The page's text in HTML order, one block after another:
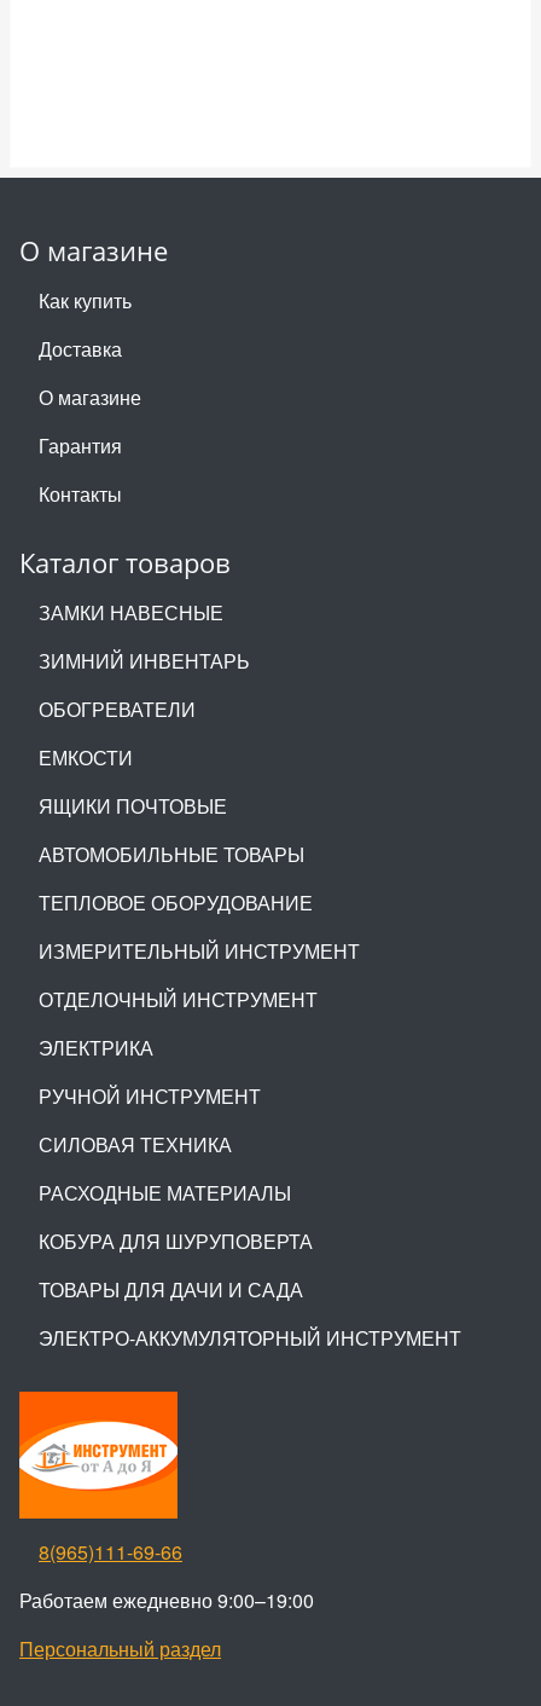
О магазине
Как купить
Доставка
О магазине
Гарантия
Контакты
Каталог товаров
ЗАМКИ НАВЕСНЫЕ
ЗИМНИЙ ИНВЕНТАРЬ
ОБОГРЕВАТЕЛИ
ЕМКОСТИ
ЯЩИКИ ПОЧТОВЫЕ
АВТОМОБИЛЬНЫЕ ТОВАРЫ
ТЕПЛОВОЕ ОБОРУДОВАНИЕ
ИЗМЕРИТЕЛЬНЫЙ ИНСТРУМЕНТ
ОТДЕЛОЧНЫЙ ИНСТРУМЕНТ
ЭЛЕКТРИКА
РУЧНОЙ ИНСТРУМЕНТ
СИЛОВАЯ ТЕХНИКА
РАСХОДНЫЕ МАТЕРИАЛЫ
КОБУРА ДЛЯ ШУРУПОВЕРТА
ТОВАРЫ ДЛЯ ДАЧИ И САДА
ЭЛЕКТРО-АККУМУЛЯТОРНЫЙ ИНСТРУМЕНТ
8(965)111-69-66
Работаем ежедневно 9:00–19:00
Персональный раздел